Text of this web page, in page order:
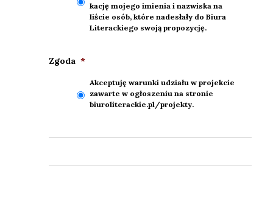
ka­cję moje­go imie­nia i nazwi­ska na
liście osób, któ­re nade­sła­ły do Biu­ra
Lite­rac­kie­go swo­ją pro­po­zy­cję.
Zgo­da *
Akcep­tu­ję warun­ki udzia­łu w pro­jek­cie
zawar­te w ogło­sze­niu na stro­nie
biuroliterackie.pl/projekty.